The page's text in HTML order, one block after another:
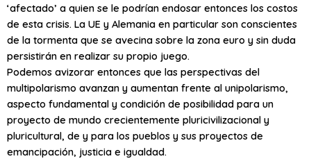
‘afectado’ a quien se le podrían endosar entonces los costos
de esta crisis. La UE y Alemania en particular son conscientes
de la tormenta que se avecina sobre la zona euro y sin duda
persistirán en realizar su propio juego.
Podemos avizorar entonces que las perspectivas del
multipolarismo avanzan y aumentan frente al unipolarismo,
aspecto fundamental y condición de posibilidad para un
proyecto de mundo crecientemente pluricivilizacional y
pluricultural, de y para los pueblos y sus proyectos de
emancipación, justicia e igualdad.